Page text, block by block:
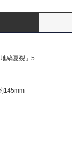
縞夏裂」5
145mm